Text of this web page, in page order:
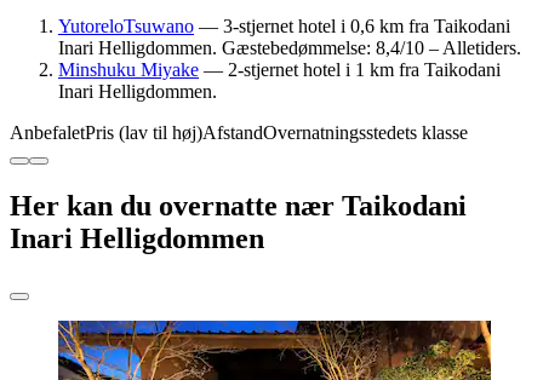
YutoreloTsuwano — 3-stjernet hotel i 0,6 km fra Taikodani
Inari Helligdommen. Gæstebedømmelse: 8,4/10 – Alletiders.
Minshuku Miyake — 2-stjernet hotel i 1 km fra Taikodani
Inari Helligdommen.
AnbefaletPris (lav til høj)AfstandOvernatningsstedets klasse
Her kan du overnatte nær Taikodani
Inari Helligdommen